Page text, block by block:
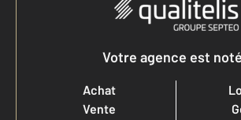
Votre agence est
Achat
Vente